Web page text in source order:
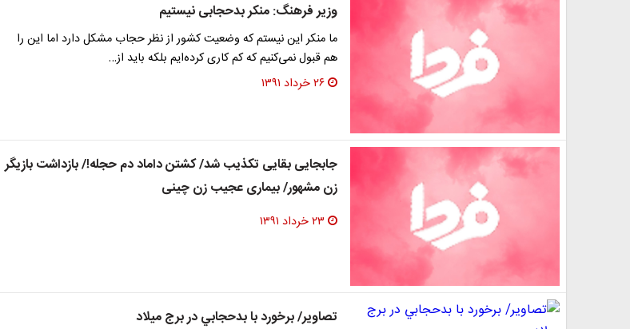
وزیر فرهنگ: منکر بدحجابی نیستیم
ما منکر این نیستم که وضعیت کشور از نظر حجاب مشکل دارد اما این را
هم قبول نمی‌کنیم که کم کاری کرده‌ایم بلکه باید از…
۲۶ خرداد ۱۳۹۱
جابجایی بقایی تکذیب شد/ کشتن داماد دم حجله!/ بازداشت بازیگر
زن مشهور/ بیماری عجیب زن چینی
۲۳ خرداد ۱۳۹۱
تصاویر/ برخورد با بدحجابي در برج میلاد